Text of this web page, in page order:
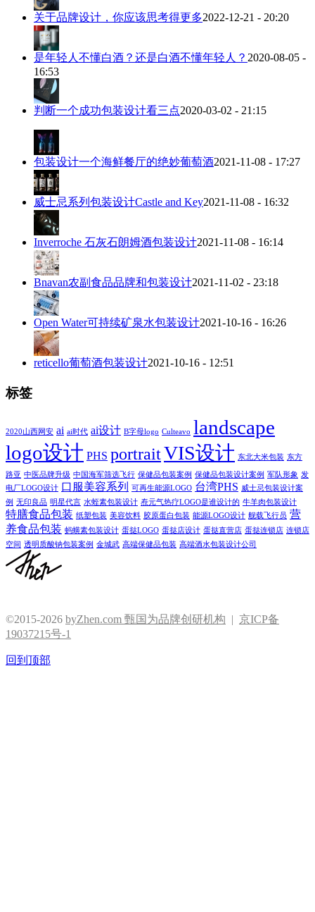
关于品牌设计，你应该思考得更多2022-12-21 - 20:20
是年轻人不懂白酒？还是白酒不懂年轻人？ 2020-08-05 -
16:53
判断一个成功包装设计看三点2020-03-02 - 21:15
包装设计一个海鲜餐厅的绝妙葡萄酒2021-11-08 - 17:27
威士忌系列包装设计Castle and Key2021-11-08 - 16:32
Inverroche 石灰石朗姆酒包装设计2021-11-08 - 16:14
Bnavan农副食品品牌和包装设计2021-11-02 - 23:18
Open Water可持续矿泉水包装设计2021-10-16 - 16:26
reticello葡萄酒包装设计2021-10-16 - 12:51
标签
2020山西网安 ai ai时代 ai设计 B字母logo Culteavo landscape
logo设计 PHS portraitVIS设计 东北大米包装 东方
路亚 中医品牌升级 中国海军筛选飞行 保健品包装案例 保健品包装设计案例 军队形象 发
电厂LOGO设计 口服美容系列 可再生能源LOGO 台湾PHS 威士忌包装设计案
例 无印良品 明星代言 水蛭素包装设计 焘元气热疗LOGO是谁设计的 牛羊肉包装设计
特膳食品包装 纸塑包装 美容饮料 胶原蛋白包装 能源LOGO设计 舰载飞行员 营
养食品包装 蚂蟥素包装设计 蛋挞LOGO 蛋挞店设计 蛋挞直营店 蛋挞连锁店 连锁店
空间 透明质酸钠包装案例 金城武 高端保健品包装 高端酒水包装设计公司
©2015-2026 byZhen.com 甄国为品牌创研机构 | 京ICP备
19037215号-1
回到顶部